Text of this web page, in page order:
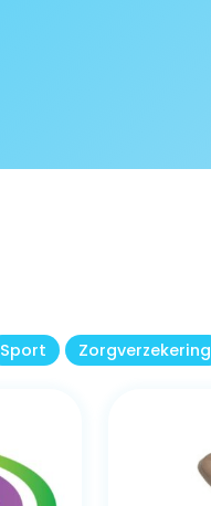
Sport Zorgverzekering